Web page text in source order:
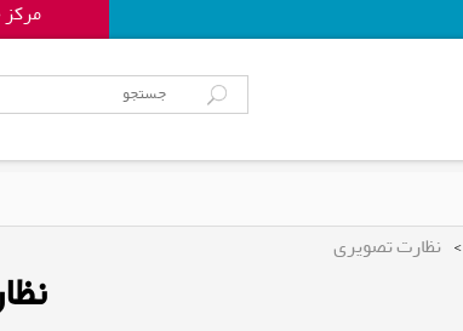
> نظارت تصویری